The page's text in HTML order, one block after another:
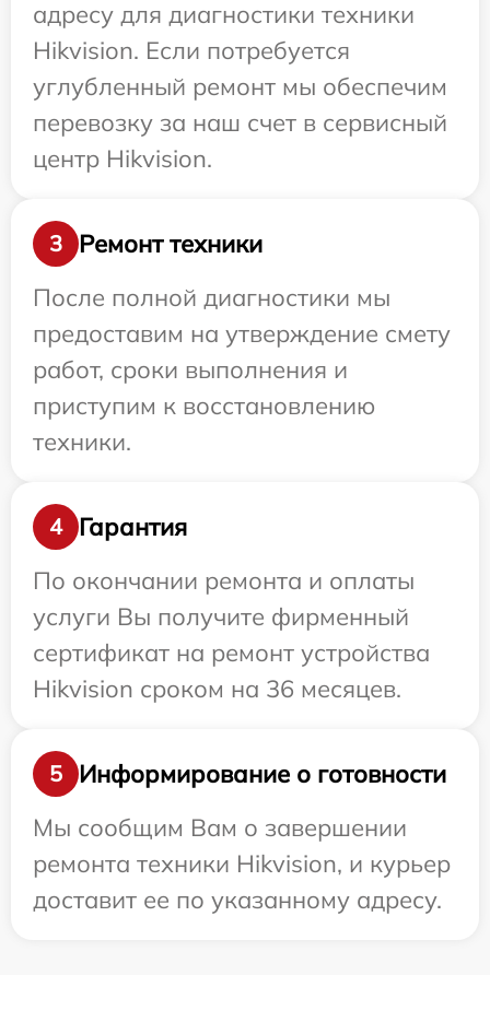
адресу для диагностики техники
Hikvision. Если потребуется
углубленный ремонт мы обеспечим
перевозку за наш счет в сервисный
центр Hikvision.
3
Ремонт техники
После полной диагностики мы
предоставим на утверждение смету
работ, сроки выполнения и
приступим к восстановлению
техники.
4
Гарантия
По окончании ремонта и оплаты
услуги Вы получите фирменный
сертификат на ремонт устройства
Hikvision сроком на 36 месяцев.
5
Информирование о готовности
Мы сообщим Вам о завершении
ремонта техники Hikvision, и курьер
доставит ее по указанному адресу.